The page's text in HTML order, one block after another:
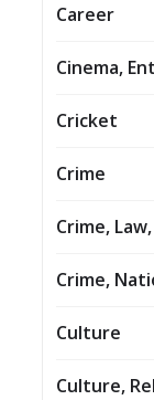
Career
Cinema,
Cricket
Crime
Crime,
Crime,
Culture
Culture,